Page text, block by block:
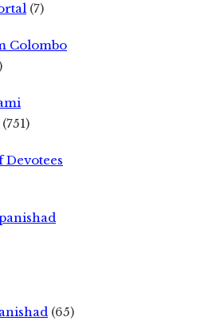
(7)
Colombo
(751)
Devotees
(65)